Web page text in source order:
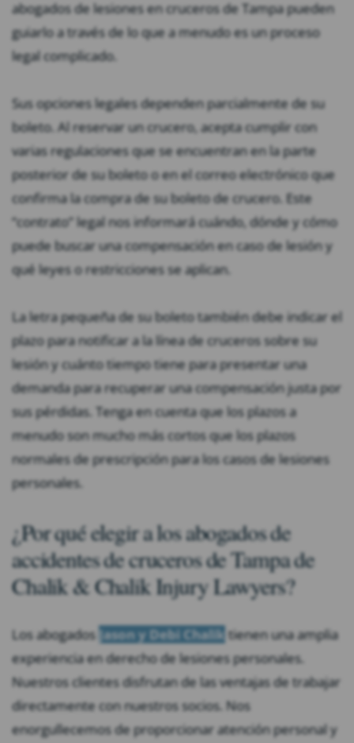
abogados de lesiones en cruceros de Tampa pueden
guiarlo a través de lo que a menudo es un proceso
legal complicado.
Sus opciones legales dependen parcialmente de su
boleto. Al reservar un crucero, acepta cumplir con
varias regulaciones que se encuentran en la parte
posterior de su boleto o en el correo electrónico que
confirma la compra de su boleto de crucero. Este
“contrato” legal nos informará cuándo, dónde y cómo
puede buscar una compensación en caso de lesión y
qué leyes o restricciones se aplican.
La letra pequeña de su boleto también debe indicar el
plazo para notificar a la línea de cruceros sobre su
lesión y cuánto tiempo tiene para presentar una
demanda para recuperar una compensación justa por
sus pérdidas. Tenga en cuenta que los plazos a
menudo son mucho más cortos que los plazos
normales de prescripción para los casos de lesiones
personales.
¿Por qué elegir a los abogados de
accidentes de cruceros de Tampa de
Chalik & Chalik Injury Lawyers?
Los abogados Jason y Debi Chalik tienen una amplia
experiencia en derecho de lesiones personales.
Nuestros clientes disfrutan de las ventajas de trabajar
directamente con nuestros socios. Nos
enorgullecemos de proporcionar atención personal y